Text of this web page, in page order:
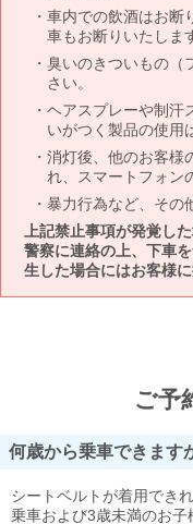
車内での飲酒はお断
車もお断りいたしま
臭いのきついもの（
さい。
ヘアスプレーや制汗
いがつく製品の使用
消灯後、他のお客様
れ、スマートフォン
暴力行為など、その
上記禁止事項が発覚し
警察に連絡の上、下車
生した場合にはお客様
ご予
何歳から乗車できます
シートベルトが着用でき
乗車および3歳未満のお子